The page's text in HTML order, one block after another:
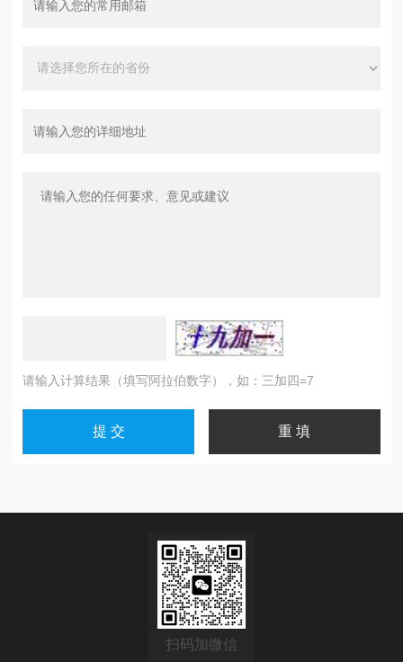
请输入计算结果（填写阿拉伯数字），如：三加四=7
扫码加微信